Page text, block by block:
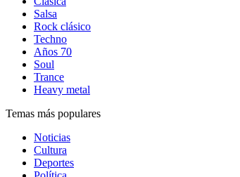
Salsa
Rock clásico
Techno
Años 70
Soul
Trance
Heavy metal
Temas más populares
Noticias
Cultura
Deportes